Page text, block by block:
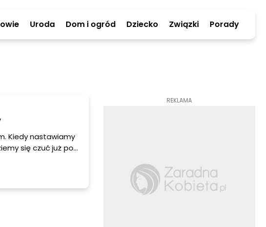
Uroda Dom i ogród Dziecko Związki Porady
Kiedy nastawiamy
się czuć już po
REKLAMA